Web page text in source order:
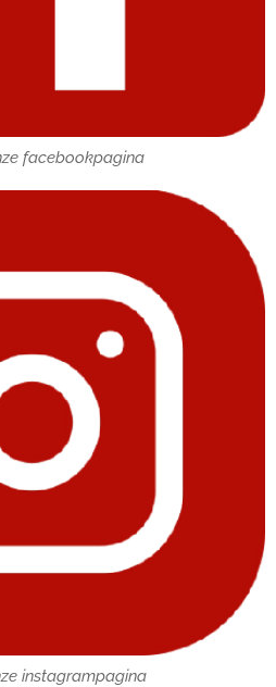
facebookpagina
instagrampagina